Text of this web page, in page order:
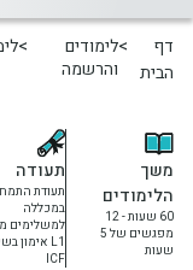
יחידות ומכונים
דף
הבית
לימודים
והרשמה
משך
הלימודים
60 שעות - 12
מפגשים של 5
שעות
תעודה
תעודת
במכללה
ICF